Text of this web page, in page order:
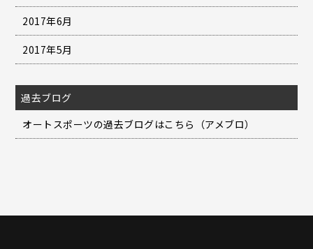
2017年6月
2017年5月
過去ブログ
オートスポーツの過去ブログはこちら（アメブロ）